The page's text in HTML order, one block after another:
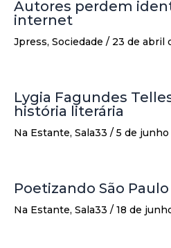
Autores perdem
internet
Jpress, Sociedade / 23 de abril
Lygia Fagundes
história literária
Na Estante, Sala33 / 5 de junho
Poetizando São Paulo
Na Estante, Sala33 / 18 de